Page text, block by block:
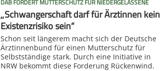
„Schwangerschaft darf für Ärztinnen kein
Existenzrisiko sein“
Schon seit längerem macht sich der Deutsche
Ärztinnenbund für einen Mutterschutz für
Selbstständige stark. Durch eine Initiative in
NRW bekommt diese Forderung Rückenwind.